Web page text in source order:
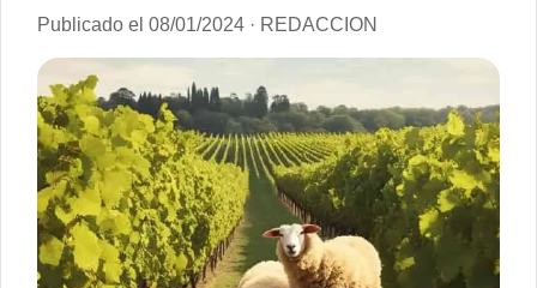
Publicado el 08/01/2024 · REDACCION